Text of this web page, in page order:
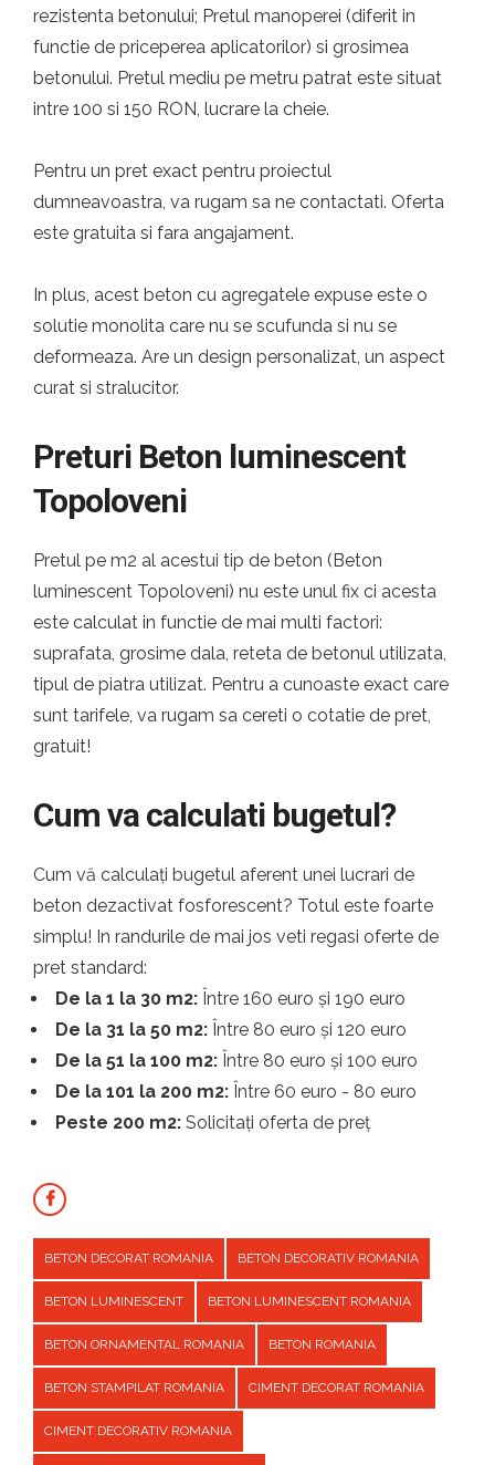
rezistenta betonului; Pretul manoperei (diferit in
functie de priceperea aplicatorilor) si grosimea
betonului. Pretul mediu pe metru patrat este situat
intre 100 si 150 RON, lucrare la cheie.
Pentru un pret exact pentru proiectul
dumneavoastra, va rugam sa ne contactati. Oferta
este gratuita si fara angajament.
In plus, acest beton cu agregatele expuse este o
solutie monolita care nu se scufunda si nu se
deformeaza. Are un design personalizat, un aspect
curat si stralucitor.
Preturi Beton luminescent
Topoloveni
Pretul pe m2 al acestui tip de beton (Beton
luminescent Topoloveni) nu este unul fix ci acesta
este calculat in functie de mai multi factori:
suprafata, grosime dala, reteta de betonul utilizata,
tipul de piatra utilizat. Pentru a cunoaste exact care
sunt tarifele, va rugam sa cereti o cotatie de pret,
gratuit!
Cum va calculati bugetul?
Cum vă calculați bugetul aferent unei lucrari de
beton dezactivat fosforescent? Totul este foarte
simplu! In randurile de mai jos veti regasi oferte de
pret standard:
De la 1 la 30 m2: Între 160 euro și 190 euro
De la 31 la 50 m2: Între 80 euro și 120 euro
De la 51 la 100 m2: Între 80 euro și 100 euro
De la 101 la 200 m2: Între 60 euro - 80 euro
Peste 200 m2: Solicitați oferta de preț
BETON DECORAT ROMANIA BETON DECORATIV ROMANIA
BETON LUMINESCENT BETON LUMINESCENT ROMANIA
BETON ORNAMENTAL ROMANIA BETON ROMANIA
BETON STAMPILAT ROMANIA CIMENT DECORAT ROMANIA
CIMENT DECORATIV ROMANIA